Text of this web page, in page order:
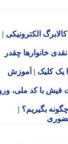
کالابرگ الکترونیکی |
رقم یارانه نقدی خانوارها چقدر
کلیک | آموزش
با کد ملی، ورود
بگیریم؟ |